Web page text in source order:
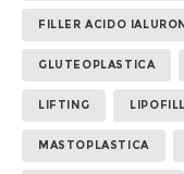
FILLER ACIDO
GLUTEOPLASTICA
LIFTING
MASTOPLASTICA